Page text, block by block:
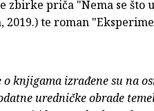
zbirke priča "Nema se što
2019.) te roman
o knjigama izrađene su na
uredničke obrade